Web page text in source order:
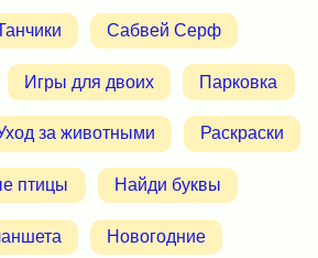
Сабвей Серф
Игры для двоих Парковка
за животными Раскраски
птицы Найди буквы
Новогодние